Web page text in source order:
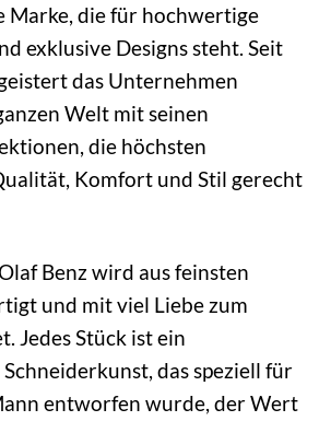
Marke, die für hochwertige
exklusive Designs steht. Seit
das Unternehmen
Welt mit seinen
die höchsten
Komfort und Stil gerecht
Benz wird aus feinsten
und mit viel Liebe zum
Jedes Stück ist ein
das speziell für
entworfen wurde, der Wert